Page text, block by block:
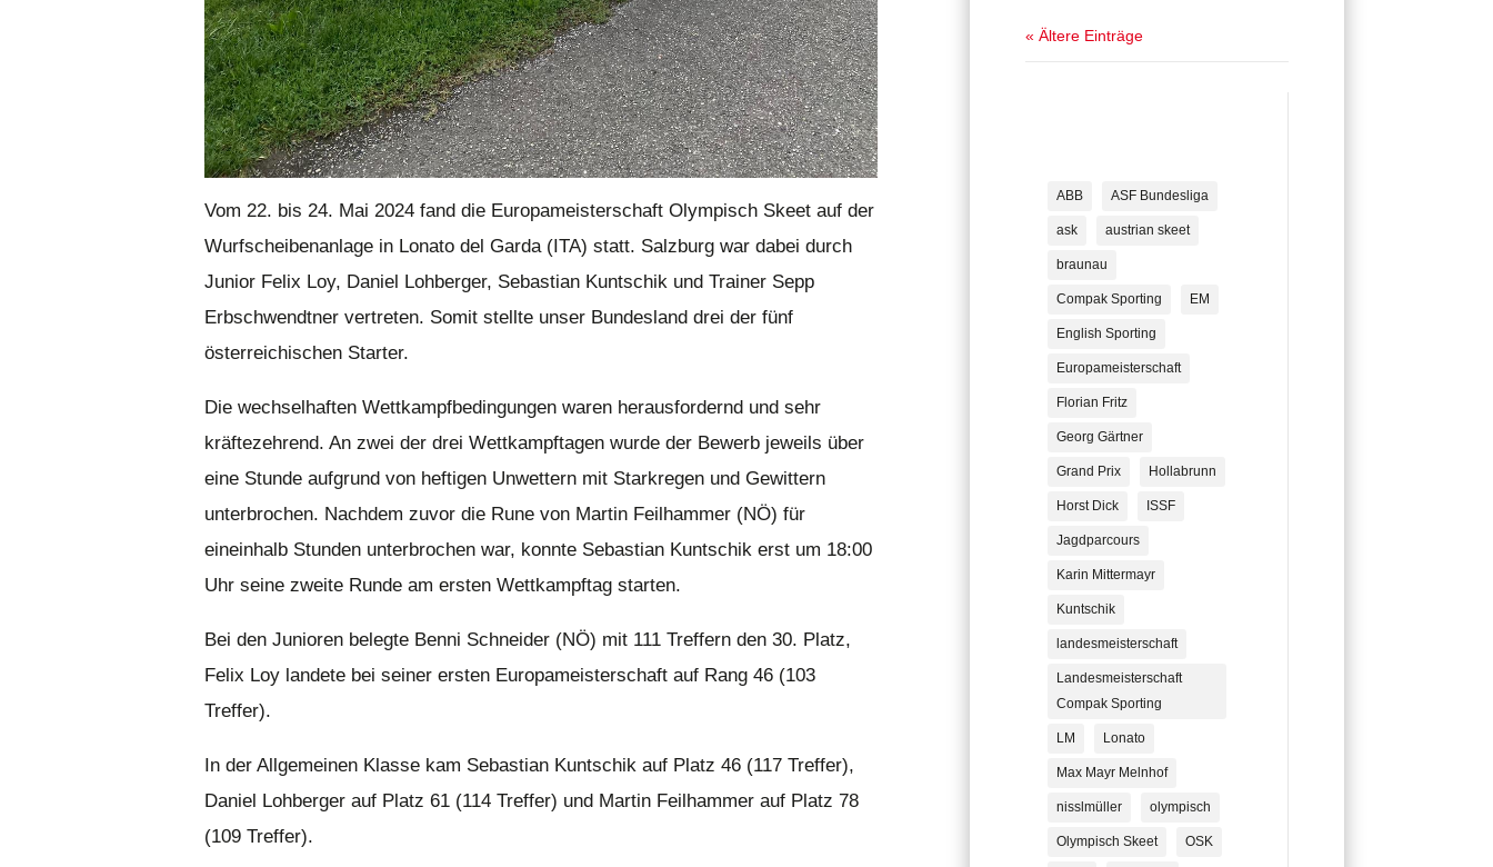
Vom 22. bis 24. Mai 2024 fand die Europameisterschaft Olympisch Skeet auf der
Wurfscheibenanlage in Lonato del Garda (ITA) statt. Salzburg war dabei durch
Junior Felix Loy, Daniel Lohberger, Sebastian Kuntschik und Trainer Sepp
Erbschwendtner vertreten. Somit stellte unser Bundesland drei der fünf
österreichischen Starter.
Die wechselhaften Wettkampfbedingungen waren herausfordernd und sehr
kräftezehrend. An zwei der drei Wettkampftagen wurde der Bewerb jeweils über
eine Stunde aufgrund von heftigen Unwettern mit Starkregen und Gewittern
unterbrochen. Nachdem zuvor die Rune von Martin Feilhammer (NÖ) für
eineinhalb Stunden unterbrochen war, konnte Sebastian Kuntschik erst um 18:00
Uhr seine zweite Runde am ersten Wettkampftag starten.
Bei den Junioren belegte Benni Schneider (NÖ) mit 111 Treffern den 30. Platz,
Felix Loy landete bei seiner ersten Europameisterschaft auf Rang 46 (103
Treffer).
In der Allgemeinen Klasse kam Sebastian Kuntschik auf Platz 46 (117 Treffer),
Daniel Lohberger auf Platz 61 (114 Treffer) und Martin Feilhammer auf Platz 78
(109 Treffer).
« Ältere Einträge
ABB ASF Bundesliga
ask austrian skeet
braunau
Compak Sporting EM
English Sporting
Europameisterschaft
Florian Fritz
Georg Gärtner
Grand Prix Hollabrunn
Horst Dick ISSF
Jagdparcours
Karin Mittermayr
Kuntschik
landesmeisterschaft
Landesmeisterschaft
Compak Sporting
LM Lonato
Max Mayr Melnhof
nisslmüller olympisch
Olympisch Skeet OSK